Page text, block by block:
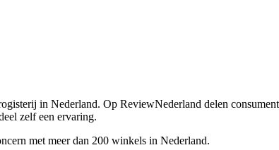
in Nederland. Op ReviewNederland delen
zelf een ervaring.
met meer dan 200 winkels in Nederland.